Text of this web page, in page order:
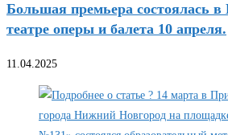
Большая премьера состоялась в
театре оперы и балета 10 апреля.
11.04.2025